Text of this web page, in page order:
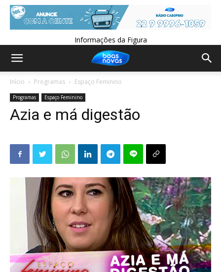
Informações da Figura
Início Programas Espaço Feminino
Programas Espaço Feminino
Azia e má digestão